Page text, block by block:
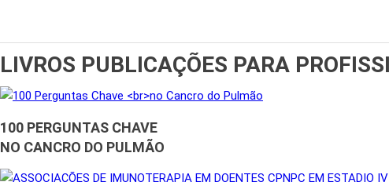
LIVROS PUBLICAÇÕES PARA
100 PERGUNTAS CHAVE
NO CANCRO DO PULMÃO